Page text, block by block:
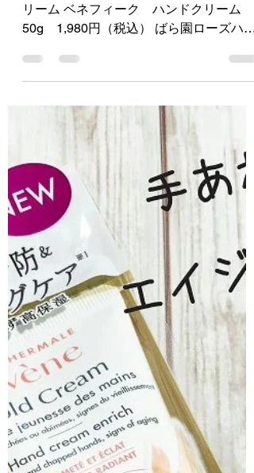
ム
リーム ベネフィーク ハンドクリーム
50g 1,980円（税込） ばら園ローズハン
ドクリームＲＸ 60g 1,100円（税込）
アベンヌ薬用ハンドクリーム 51g 990
円（税込） 乾燥が気になる季節は手も荒
れがち…。...